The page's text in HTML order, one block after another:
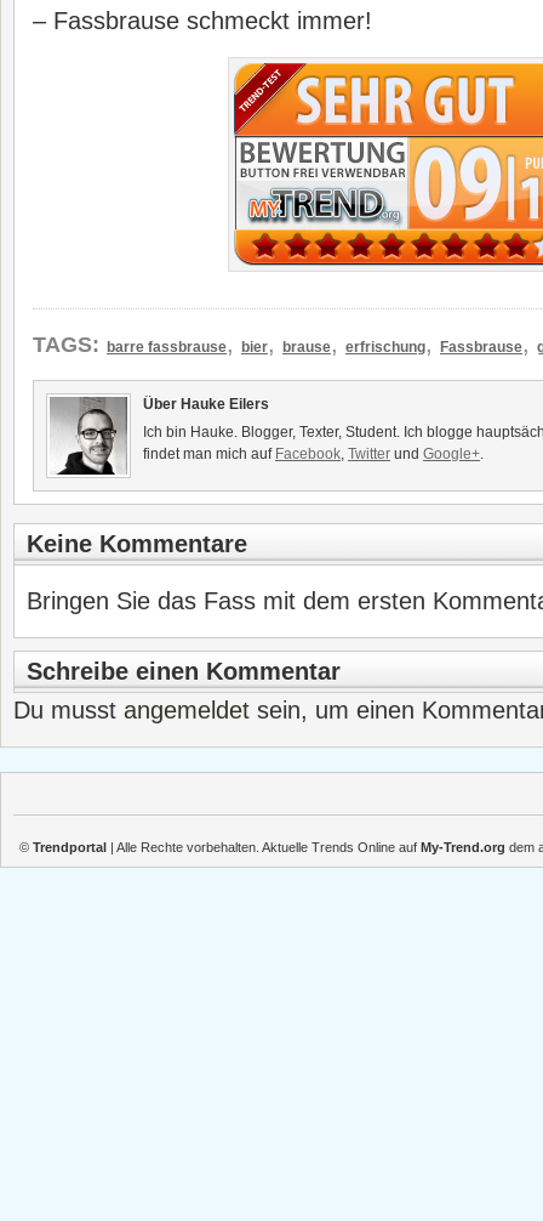
– Fassbrause schmeckt immer!
TAGS: barre fassbrause, bier, brause, erfrischung, Fassbrause,
Über Hauke Eilers
Ich bin Hauke. Blogger, Texter, Student. Ich blogge
findet man mich auf Facebook, Twitter und Google+.
Keine Kommentare
Bringen Sie das Fass mit dem ersten
Schreibe einen Kommentar
Du musst angemeldet sein, um einen
© Trendportal | Alle Rechte vorbehalten. Aktuelle Trends Online auf My-Trend.org dem